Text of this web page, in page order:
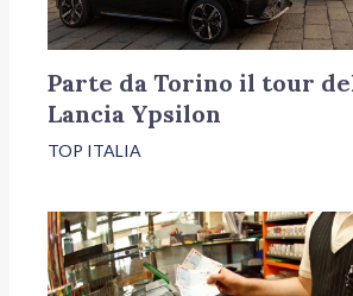
Parte da Torino il tour
Lancia Ypsilon
TOP ITALIA